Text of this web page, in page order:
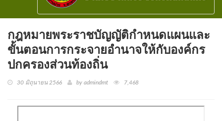
กฎหมายพระราชบัญญัติกำหนดแผนและ
ขั้นตอนการกระจายอำนาจให้กับองค์กร
ปกครองส่วนท้องถิ่น
30 มิถุนายน 2566 by admindmt 7,468